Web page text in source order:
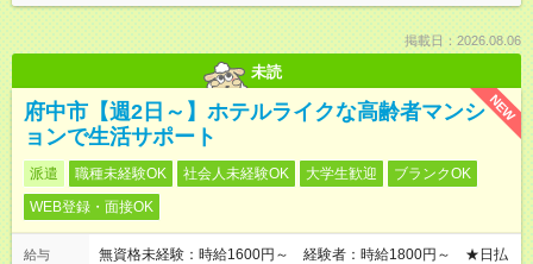
掲載日：2026.08.06
未読
NEW
府中市【週2日～】ホテルライクな高齢者マンシ
ョンで生活サポート
派遣 職種未経験OK 社会人未経験OK 大学生歓迎
ブランクOK
WEB登録・面接OK
給与
無資格未経験：時給1600円～ 経験者：時給1800円～ ★日払